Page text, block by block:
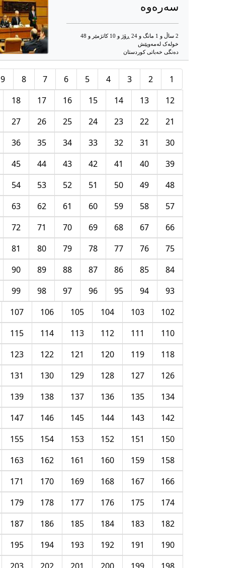
سەرەوە
2 ساڵ و 1 مانگ و 24 ڕۆژ و 10 کاتژمێر و 48
خوله‌ک له‌مه‌وپێش‌
دەنگی خەباتی کوردستان
1
2
3
4
5
6
7
8
9
12
13
14
15
16
17
18
21
22
23
24
25
26
27
30
31
32
33
34
35
36
39
40
41
42
43
44
45
48
49
50
51
52
53
54
57
58
59
60
61
62
63
66
67
68
69
70
71
72
75
76
77
78
79
80
81
84
85
86
87
88
89
90
93
94
95
96
97
98
99
102
103
104
105
106
107
110
111
112
113
114
115
118
119
120
121
122
123
126
127
128
129
130
131
134
135
136
137
138
139
142
143
144
145
146
147
150
151
152
153
154
155
158
159
160
161
162
163
166
167
168
169
170
171
174
175
176
177
178
179
182
183
184
185
186
187
190
191
192
193
194
195